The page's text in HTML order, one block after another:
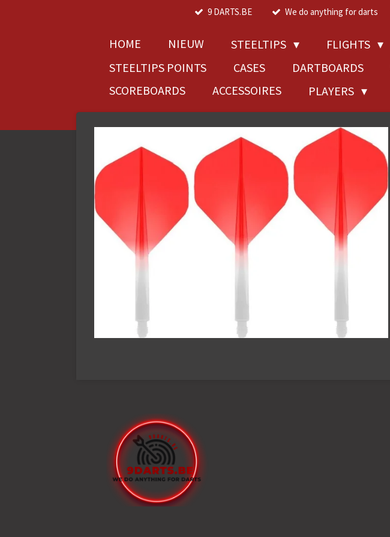
9 DARTS.BE We do anything for darts
HOME NIEUW STEELTIPS FLIGHTS
STEELTIPS POINTS
CASES DARTBOARDS
SCOREBOARDS
ACCESSOIRES PLAYERS